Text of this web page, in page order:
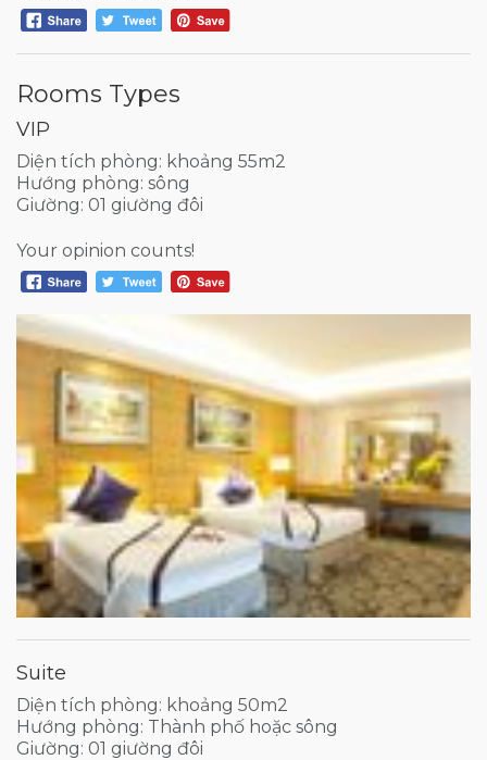
Rooms Types
VIP
Diện tích phòng: khoảng 55m2
Hướng phòng: sông
Giường: 01 giường đôi
Your opinion counts!
Suite
Diện tích phòng: khoảng 50m2
Hướng phòng: Thành phố hoặc sông
Giường: 01 giường đôi